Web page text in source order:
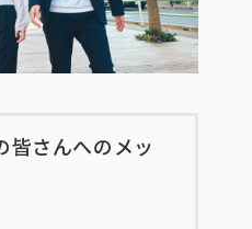
皆さんへのメッ